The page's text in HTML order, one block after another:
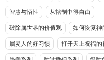
智慧与悟性 从辖制中得自由
破除属世界的价值观 如何恢复神
属灵人的好习惯 打开天上祝福的